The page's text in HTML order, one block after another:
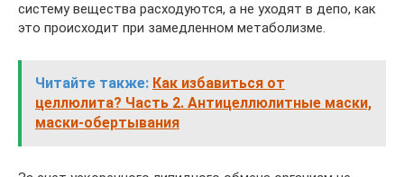
систему вещества расходуются, а не уходят в депо, как
это происходит при замедленном метаболизме.
Читайте также: Как избавиться от
целлюлита? Часть 2. Антицеллюлитные маски,
маски-обертывания